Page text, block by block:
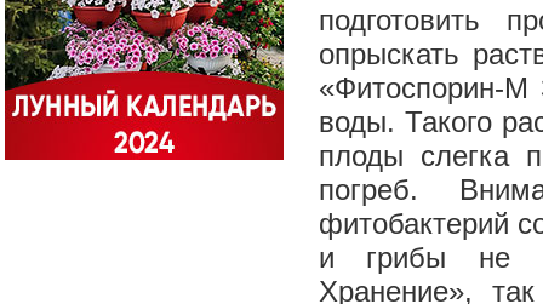
подготовить
опрыскать
«Фитоспорин-М
воды. Такого
плоды слегка
погреб.
фитобактерий
и грибы не
Хранение»,